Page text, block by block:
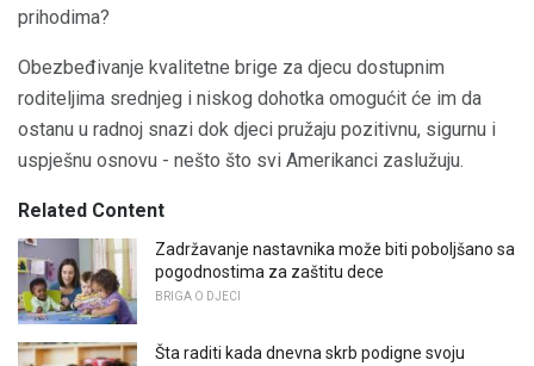
prihodima?
Obezbeđivanje kvalitetne brige za djecu dostupnim
roditeljima srednjeg i niskog dohotka omogućit će im da
ostanu u radnoj snazi ​​dok djeci pružaju pozitivnu, sigurnu i
uspješnu osnovu - nešto što svi Amerikanci zaslužuju.
Related Content
Zadržavanje nastavnika može biti poboljšano sa
pogodnostima za zaštitu dece
BRIGA O DJECI
Šta raditi kada dnevna skrb podigne svoju